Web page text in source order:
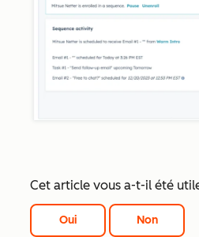
Cet article vous a-t-il été
Oui Non